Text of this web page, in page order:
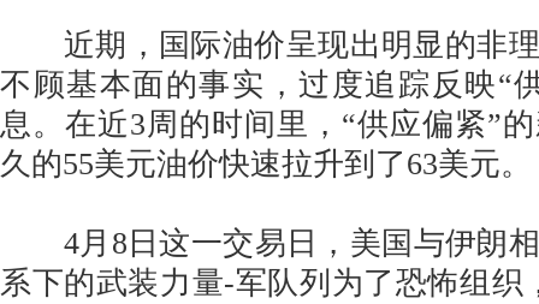
近期，国际油价呈现出明显的非理
不顾基本面的事实，过度追踪反映“
息。在近3周的时间里，“供应偏紧”
久的55美元油价快速拉升到了63美元。
4月8日这一交易日，美国与伊朗相
系下的武装力量-军队列为了恐怖组织